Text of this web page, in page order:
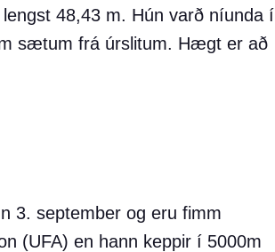
48,43 m. Hún varð níunda í
sætum frá úrslitum. Hægt er að
3. september og eru fimm
(UFA) en hann keppir í 5000m